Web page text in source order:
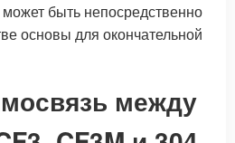
быть непосредственно
основы для окончательной
между